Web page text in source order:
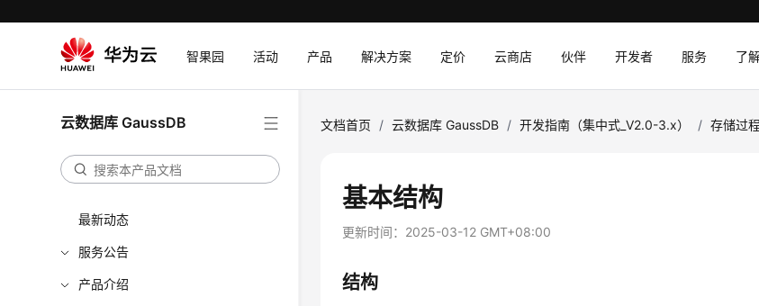
智果园 活动 产品 解决方案 定价 云商店 伙伴 开发者 服务 了
云数据库 GaussDB
最新动态
服务公告
产品介绍
文档首页 / 云数据库 GaussDB / 开发指南（集中式_V2.0-3.x） / 存储过
基本结构
更新时间： 2025-03-12 GMT+08:00
结构